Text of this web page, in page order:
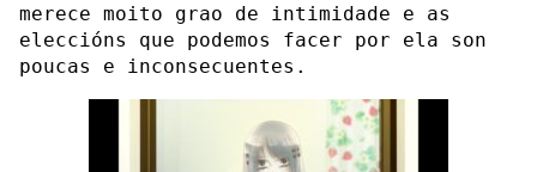
merece moito grao de intimidade e as
eleccións que podemos facer por ela son
poucas e inconsecuentes.